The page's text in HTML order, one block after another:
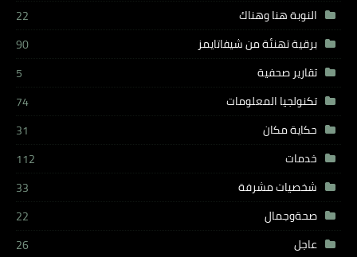
النوبة هنا وهناك
22
برقية تهنئة من شيفاتايمز
90
تقارير صحفية
5
تكنولجيا المعلومات
74
حكاية مكان
31
خدمات
112
شخصيات مشرفة
33
صحةوجمال
22
عاجل
26